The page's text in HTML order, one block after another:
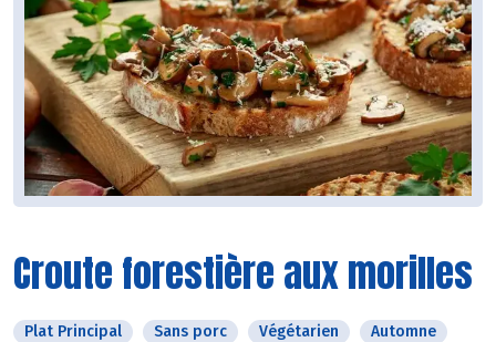
Croute forestière aux morilles
Plat Principal Sans porc Végétarien Automne